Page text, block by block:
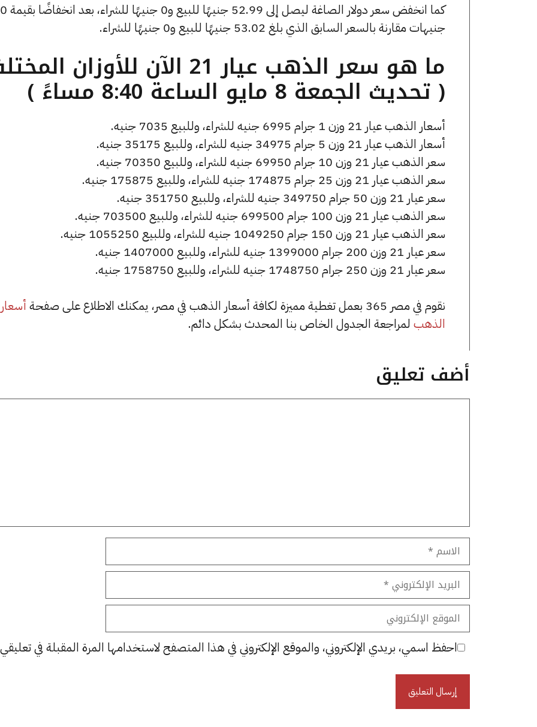
كما انخفض سعر دولار الصاغة ليصل إلى 52.99 جنيهًا للبيع و0 جنيهًا للشراء، بعد انخفاضًا بقيمة 0
جنيهات مقارنة بالسعر السابق الذي بلغ 53.02 جنيهًا للبيع و0 جنيهًا للشراء.
ما هو سعر الذهب عيار 21 الآن للأوزان
( تحديث الجمعة 8 مايو الساعة 8:40 مساءً )
أسعار الذهب عيار 21 وزن 1 جرام 6995 جنيه للشراء، وللبيع 7035 جنيه.
أسعار الذهب عيار 21 وزن 5 جرام 34975 جنيه للشراء، وللبيع 35175 جنيه.
سعر الذهب عيار 21 وزن 10 جرام 69950 جنيه للشراء، وللبيع 70350 جنيه.
سعر الذهب عيار 21 وزن 25 جرام 174875 جنيه للشراء، وللبيع 175875 جنيه.
سعر عيار 21 وزن 50 جرام 349750 جنيه للشراء، وللبيع 351750 جنيه.
سعر الذهب عيار 21 وزن 100 جرام 699500 جنيه للشراء، وللبيع 703500 جنيه.
سعر الذهب عيار 21 وزن 150 جرام 1049250 جنيه للشراء، وللبيع 1055250 جنيه.
سعر عيار 21 وزن 200 جرام 1399000 جنيه للشراء، وللبيع 1407000 جنيه.
سعر عيار 21 وزن 250 جرام 1748750 جنيه للشراء، وللبيع 1758750 جنيه.
نقوم في مصر 365 بعمل تغطية مميزة لكافة أسعار الذهب في مصر، يمكنك الاطلاع على صفحة
أسعار
الذهب لمراجعة الجدول الخاص بنا المحدث بشكل دائم.
أضف تعليق
الاسم
البريد
الإلكتروني
الموقع
الإلكتروني
احفظ اسمي، بريدي الإلكتروني، والموقع الإلكتروني في هذا المتصفح لاستخدامها المرة المقبلة في